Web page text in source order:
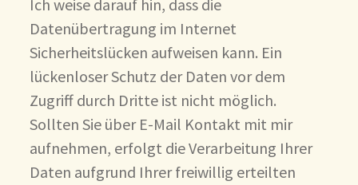
Ich weise darauf hin, dass die
Datenübertragung im Internet
Sicherheitslücken aufweisen kann. Ein
lückenloser Schutz der Daten vor dem
Zugriff durch Dritte ist nicht möglich.
Sollten Sie über E-Mail Kontakt mit mir
aufnehmen, erfolgt die Verarbeitung Ihrer
Daten aufgrund Ihrer freiwillig erteilten